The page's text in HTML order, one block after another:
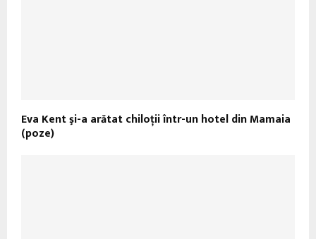
Eva Kent şi-a arătat chiloţii într-un hotel din Mamaia
(poze)